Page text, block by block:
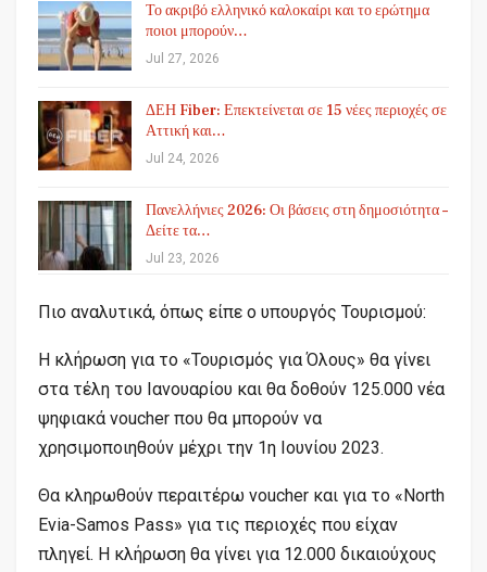
Το ακριβό ελληνικό καλοκαίρι και το ερώτημα
ποιοι μπορούν…
Jul 27, 2026
ΔΕΗ Fiber: Επεκτείνεται σε 15 νέες περιοχές σε
Αττική και…
Jul 24, 2026
Πανελλήνιες 2026: Οι βάσεις στη δημοσιότητα –
Δείτε τα…
Jul 23, 2026
Πιο αναλυτικά, όπως είπε ο υπουργός Τουρισμού:
Η κλήρωση για το «Τουρισμός για Όλους» θα γίνει
στα τέλη του Ιανουαρίου και θα δοθούν 125.000 νέα
ψηφιακά voucher που θα μπορούν να
χρησιμοποιηθούν μέχρι την 1η Ιουνίου 2023.
Θα κληρωθούν περαιτέρω voucher και για το «North
Evia-Samos Pass» για τις περιοχές που είχαν
πληγεί. Η κλήρωση θα γίνει για 12.000 δικαιούχους